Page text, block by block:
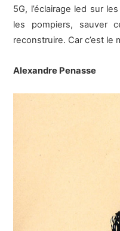
5G, l’éclairage led sur
les pompiers, sauver
reconstruire. Car c’est le
Alexandre Penasse